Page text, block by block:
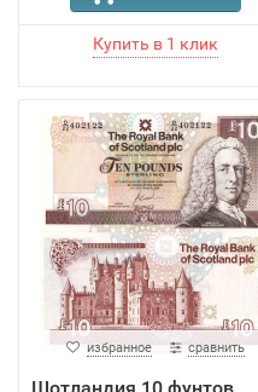
избранное сравнить